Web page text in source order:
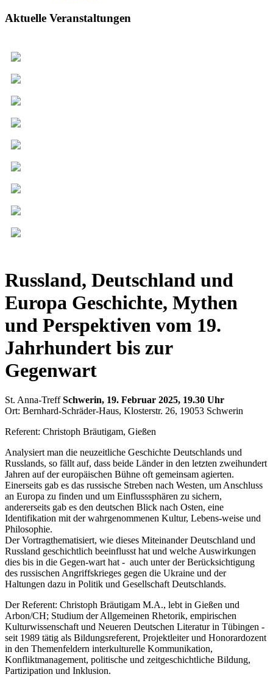
Aktuelle Veranstaltungen
Russland, Deutschland und
Europa Geschichte, Mythen
und Perspektiven vom 19.
Jahrhundert bis zur
Gegenwart
St. Anna-TreffSchwerin, 19. Februar 2025, 19.30 Uhr
Ort: Bernhard-Schräder-Haus, Klosterstr. 26, 19053 Schwerin
Referent: Christoph Bräutigam, Gießen
Analysiert man die neuzeitliche Geschichte Deutschlands und
Russlands, so fällt auf, dass beide Länder in den letzten zweihundert
Jahren auf der europäischen Bühne oft gemeinsam agierten.
Einerseits gab es das russische Streben nach Westen, um Anschluss
an Europa zu finden und um Einflusssphären zu sichern,
andererseits gab es den deutschen Blick nach Osten, eine
Identifikation mit der wahrgenommenen Kultur, Lebens-weise und
Philosophie.
Der Vortragthematisiert, wie dieses Miteinander Deutschland und
Russland geschichtlich beeinflusst hat und welche Auswirkungen
dies bis in die Gegen-wart hat - auch unter der Berücksichtigung
des russischen Angriffskrieges gegen die Ukraine und der
Haltungen dazu in Politik und Gesellschaft Deutschlands.
Der Referent: Christoph Bräutigam M.A., lebt in Gießen und
Arbon/CH; Studium der Allgemeinen Rhetorik, empirischen
Kulturwissenschaft und Neueren Deutschen Literatur in Tübingen -
seit 1989 tätig als Bildungsreferent, Projektleiter und Honorardozent
in den Themenfeldern interkulturelle Kommunikation,
Konfliktmanagement, politische und zeitgeschichtliche Bildung,
Partizipation und Inklusion.